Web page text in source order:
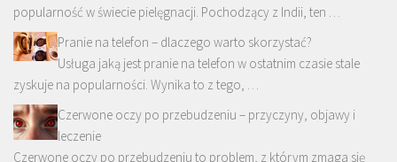
popularność w świecie pielęgnacji. Pochodzący z Indii, ten …
Pranie na telefon – dlaczego warto skorzystać?
Usługa jaką jest pranie na telefon w ostatnim czasie stale
zyskuje na popularności. Wynika to z tego, …
Czerwone oczy po przebudzeniu – przyczyny, objawy i
leczenie
Czerwone oczy po przebudzeniu to problem, z którym zmaga się